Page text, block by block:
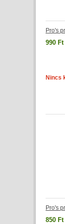
Pro's
990 Ft
Nincs
Pro's
850 Ft